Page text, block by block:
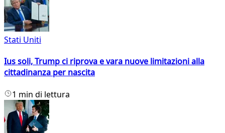
Stati Uniti
Ius soli, Trump ci riprova e vara nuove limitazioni alla
cittadinanza per nascita
1 min di lettura